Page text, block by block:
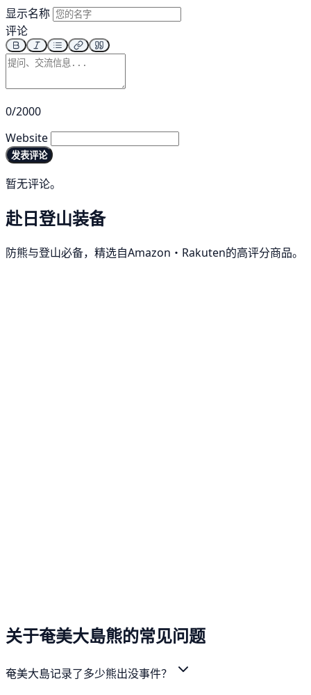
显示名称
评论
0/2000
Website
发表评论
暂无评论。
赴日登山装备
防熊与登山必备，精选自Amazon・Rakuten的高评分商品。
关于奄美大島熊的常见问题
奄美大島记录了多少熊出没事件？